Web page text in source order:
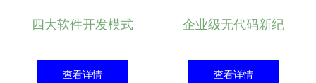
四大软件开发模式
在数据处理服务中
查看详情
企业级无代码新纪
元 数睿数据引领
查看详情